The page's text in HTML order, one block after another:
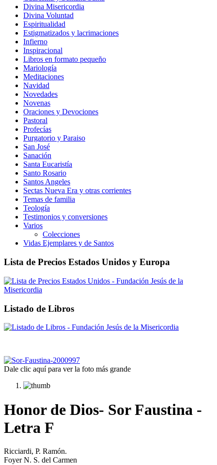
Divina Misericordia
Divina Voluntad
Espiritualidad
Estigmatizados y lacrimaciones
Infierno
Inspiracional
Libros en formato pequeño
Mariología
Meditaciones
Navidad
Novedades
Novenas
Oraciones y Devociones
Pastoral
Profecías
Purgatorio y Paraiso
San José
Sanación
Santa Eucaristía
Santo Rosario
Santos Angeles
Sectas Nueva Era y otras corrientes
Temas de familia
Teología
Testimonios y conversiones
Varios
Colecciones
Vidas Ejemplares y de Santos
Lista de Precios Estados Unidos y Europa
Listado de Libros
Dale clic aquí para ver la foto más grande
Honor de Dios- Sor Faustina -
Letra F
Ricciardi, P. Ramón.
Foyer N. S. del Carmen